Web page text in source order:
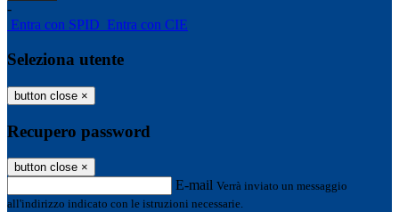
-
Entra con SPID Entra con CIE
Seleziona utente
button close ×
Recupero password
button close ×
E-mail Verrà inviato un messaggio
all'indirizzo indicato con le istruzioni necessarie.